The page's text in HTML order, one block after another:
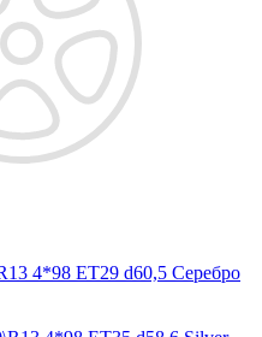
4*98 ET29 d60,5 Серебро